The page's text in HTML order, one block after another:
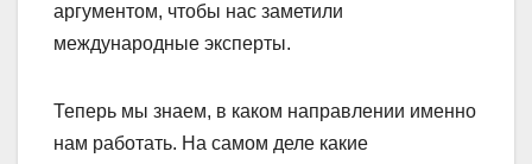
аргументом, чтобы нас заметили
международные эксперты.
Теперь мы знаем, в каком направлении именно
нам работать. На самом деле какие